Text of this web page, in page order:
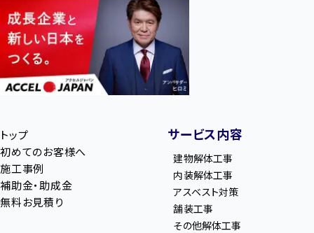
トップ
初めてのお客様へ
施工事例
補助金・助成金
無料お見積り
サービス内容
建物解体工事
内装解体工事
アスベスト対策
舗装工事
その他解体工事